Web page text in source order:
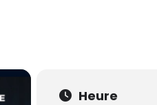
Heure